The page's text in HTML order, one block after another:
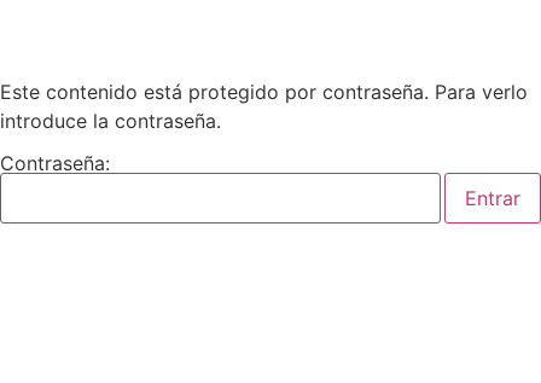
Este contenido está protegido por contraseña. Para verlo
introduce la contraseña.
Contraseña: